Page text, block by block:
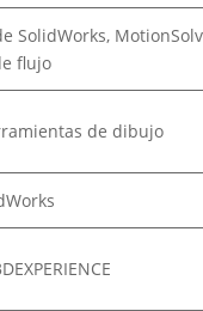
SolidWorks,
flujo
de dibujo